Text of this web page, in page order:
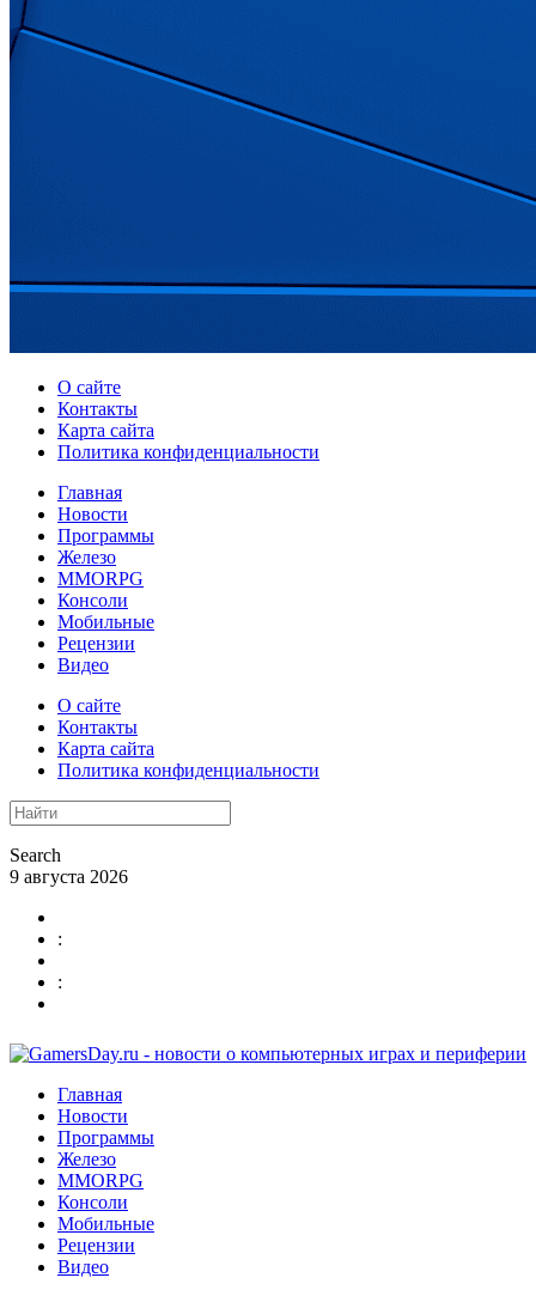
О сайте
Контакты
Карта сайта
Политика конфиденциальности
Главная
Новости
Программы
Железо
MMORPG
Консоли
Мобильные
Рецензии
Видео
О сайте
Контакты
Карта сайта
Политика конфиденциальности
Search
9 августа 2026
:
:
Главная
Новости
Программы
Железо
MMORPG
Консоли
Мобильные
Рецензии
Видео